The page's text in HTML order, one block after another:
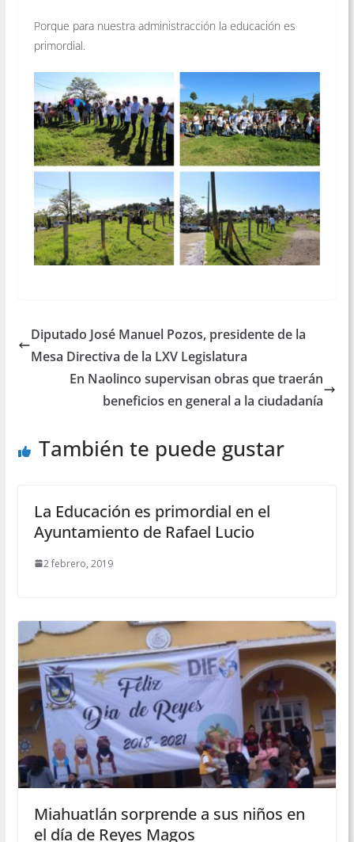
Porque para nuestra administracción la educación es
primordial.
Diputado José Manuel Pozos, presidente de la
Mesa Directiva de la LXV Legislatura
En Naolinco supervisan obras que traerán
beneficios en general a la ciudadanía
También te puede gustar
La Educación es primordial en el
Ayuntamiento de Rafael Lucio
2 febrero, 2019
Miahuatlán sorprende a sus niños en
el día de Reyes Magos